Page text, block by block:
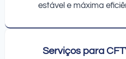
estável e máxima
Serviços para